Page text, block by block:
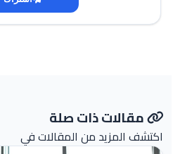
مقالات ذات صلة
اكتشف المزيد من المقالات في